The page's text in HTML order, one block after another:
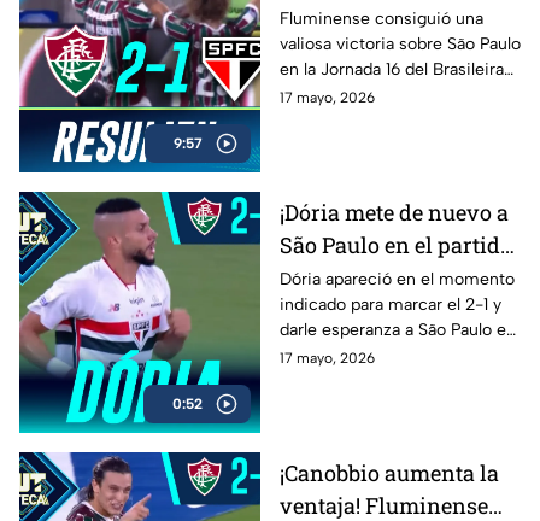
9:57
un duelo lleno de
emociones
Fluminense consiguió una
valiosa victoria sobre São Paulo
en la Jornada 16 del Brasileirao
en un partido que tuvo
17 mayo, 2026
0:52
¡Dória mete de nuevo a
São Paulo en el partido!
Descuenta ante
Fluminense
Dória apareció en el momento
indicado para marcar el 2-1 y
darle esperanza a São Paulo en
el cierre del duelo ante
17 mayo, 2026
¡Canobbio aumenta la
ventaja! Fluminense